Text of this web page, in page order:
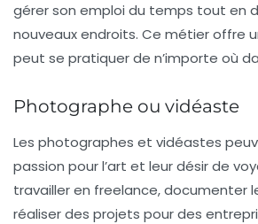
gérer son emploi du temps tout en
nouveaux endroits. Ce métier offre
peut se pratiquer de n’importe où
Photographe ou vidéaste
Les photographes et vidéastes
passion pour l’art et leur désir de
travailler en freelance, documenter
réaliser des projets pour des